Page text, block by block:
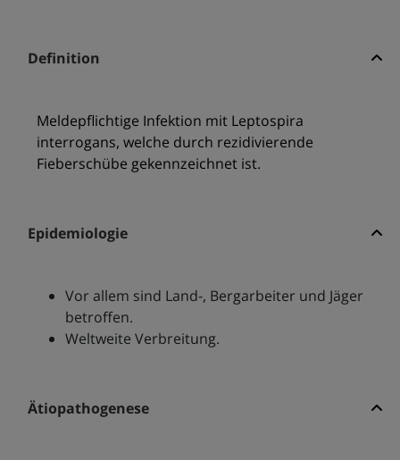
Definition
Meldepflichtige Infektion mit Leptospira
interrogans, welche durch rezidivierende
Fieberschübe gekennzeichnet ist.
Epidemiologie
Vor allem sind Land-, Bergarbeiter und Jäger
betroffen.
Weltweite Verbreitung.
Ätiopathogenese